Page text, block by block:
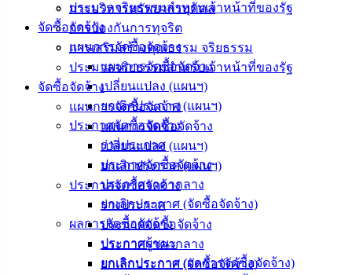
ประมวลจริยธรรมสำหรับเจ้าหน้าที่ของรัฐ
จัดซื้อจัดจ้าง
แผนการจัดซื้อจัดจ้าง
แผนการจัดซื้อจัดจ้าง
เปลี่ยนแปลง (แผนฯ)
ยกเลิกประกาศ (แผนฯ)
ประกาศจัดซื้อจัดจ้าง
ร่างประกาศ
ประกาศจัดซื้อจัดจ้าง
ประกาศราคากลาง
ยกเลิกประกาศ (จัดซื้อจัดจ้าง)
ผลการจัดซื้อจัดจ้าง
ประกาศผู้ชนะ
ยกเลิกประกาศ (ผลการจัดซื้อจัดจ้าง)
การบริหารทรัพยากรบุคคล
การป้องกันการทุจริต
การเสริมสร้างคุณธรรม จริยธรรม
ประมวลจริยธรรมสำหรับเจ้าหน้าที่ของรัฐ
จัดซื้อจัดจ้าง
แผนการจัดซื้อจัดจ้าง
แผนการจัดซื้อจัดจ้าง
เปลี่ยนแปลง (แผนฯ)
ยกเลิกประกาศ (แผนฯ)
ประกาศจัดซื้อจัดจ้าง
ร่างประกาศ
ประกาศจัดซื้อจัดจ้าง
ประกาศราคากลาง
ยกเลิกประกาศ (จัดซื้อจัดจ้าง)
เทศบาลเมือง
อ.เมือง จ.ชลบุรี
038-
บริการ
ดาวน์โหลด